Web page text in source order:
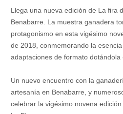
Llega una nueva edición de La fira
Benabarre. La muestra ganadera
protagonismo en esta vigésimo
de 2018, conmemorando la
adaptaciones de formato dotándola
Un nuevo encuentro con la
artesanía en Benabarre, y
celebrar la vigésimo novena